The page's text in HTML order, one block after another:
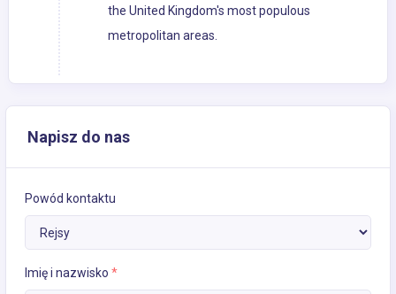
the United Kingdom's most populous
metropolitan areas.
Napisz do nas
Powód kontaktu
Imię i nazwisko *